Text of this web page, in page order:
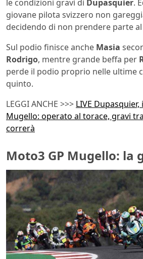
le condizioni gravi di Dupasquier.
giovane pilota svizzero non
decidendo di non prendere parte al
Sul podio finisce anche Masia
Rodrigo, mentre grande beffa per
perde il podio proprio nelle ultime
quinto.
LEGGI ANCHE >>> LIVE
Mugello: operato al torace, gravi
correrà
Moto3 GP Mugello: la